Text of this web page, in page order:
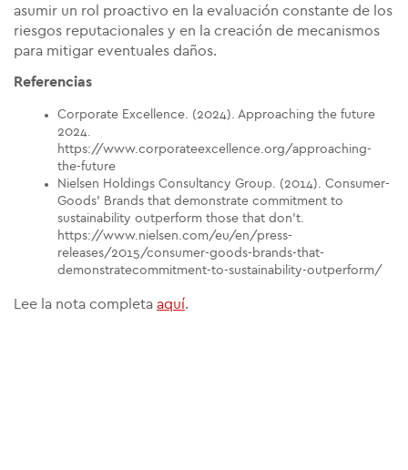
asumir un rol proactivo en la evaluación constante de los
riesgos reputacionales y en la creación de mecanismos
para mitigar eventuales daños.
Referencias
Corporate Excellence. (2024). Approaching the future
2024.
https://www.corporateexcellence.org/approaching-
the-future
Nielsen Holdings Consultancy Group. (2014). Consumer-
Goods’ Brands that demonstrate commitment to
sustainability outperform those that don’t.
https://www.nielsen.com/eu/en/press-
releases/2015/consumer-goods-brands-that-
demonstratecommitment-to-sustainability-outperform/
Lee la nota completa aquí.